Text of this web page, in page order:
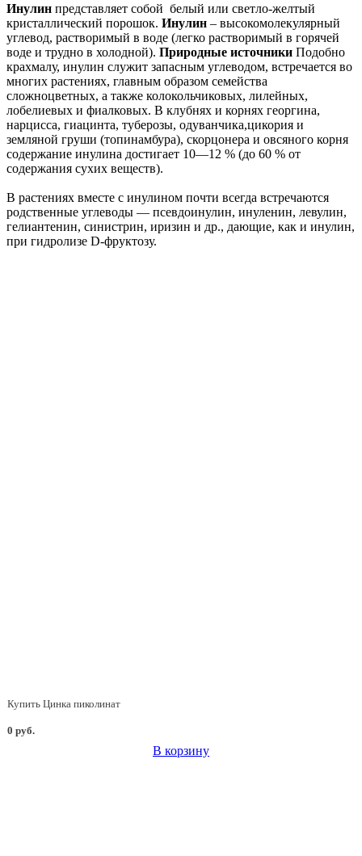
Инулин представляет собой белый или светло-желтый
кристаллический порошок. Инулин – высокомолекулярный
углевод, растворимый в воде (легко растворимый в горячей
воде и трудно в холодной). Природные источники Подобно
крахмалу, инулин служит запасным углеводом, встречается во
многих растениях, главным образом семейства
сложноцветных, а также колокольчиковых, лилейных,
лобелиевых и фиалковых. В клубнях и корнях георгина,
нарцисса, гиацинта, туберозы, одуванчика,цикория и
земляной груши (топинамбура), скорцонера и овсяного корня
содержание инулина достигает 10—12 % (до 60 % от
содержания сухих веществ).
В растениях вместе с инулином почти всегда встречаются
родственные углеводы — псевдоинулин, инуленин, левулин,
гелиантенин, синистрин, иризин и др., дающие, как и инулин,
при гидролизе D-фруктозу.
Купить Цинка пиколинат
0 руб.
В корзину